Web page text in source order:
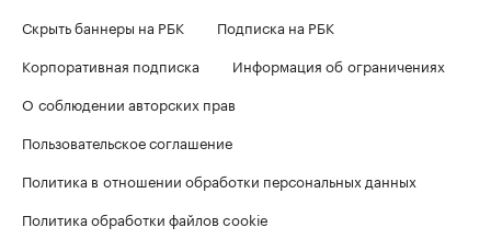
Скрыть баннеры на РБК
Подписка на РБК
Корпоративная подписка
Информация об ограничениях
О соблюдении авторских прав
Пользовательское соглашение
Политика в отношении обработки персональных данных
Политика обработки файлов cookie